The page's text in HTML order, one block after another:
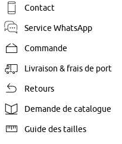
Contact
Service WhatsApp
Commande
Livraison & frais de port
Retours
Demande de catalogue
Guide des tailles